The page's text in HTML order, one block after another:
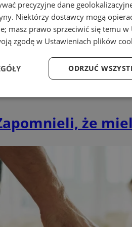
że
precyzyjne dane
Niektórzy dostawcy mogą
masz prawo sprzeciwić się temu w
zgodę w Ustawieniach plików
ODRZUĆ
Wydajność
Wydajność
umożliwiają korzystanie z podstawowych
Bez niezbędnych plików cookie nie można
Provider Domena